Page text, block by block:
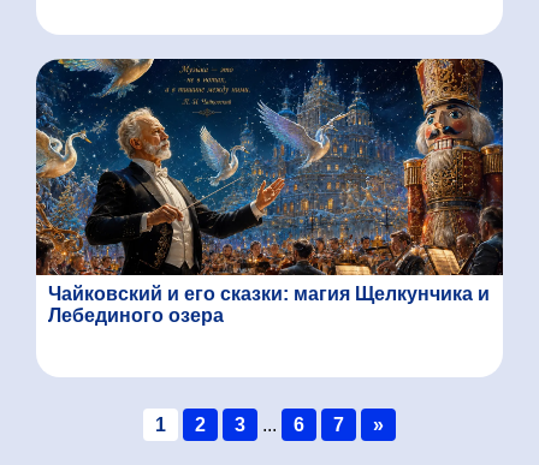
Чайковский и его сказки: магия Щелкунчика и
Лебединого озера
1 2 3 ... 6 7 »